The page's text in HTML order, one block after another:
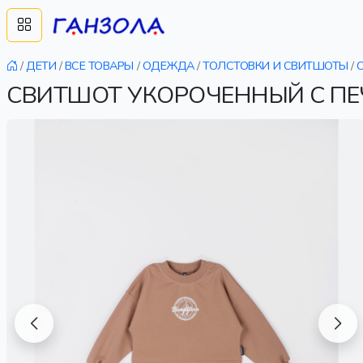
/ДЕТИ /ВСЕ ТОВАРЫ /ОДЕЖДА/ТОЛСТОВКИ И СВИТШОТЫ /
СВИТШОТ УКОРОЧЕННЫЙ С